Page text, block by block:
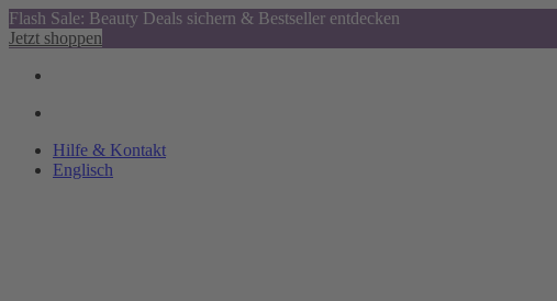
Flash Sale: Beauty Deals sichern & Bestseller entdecken
Jetzt shoppen
Hilfe & Kontakt
Englisch